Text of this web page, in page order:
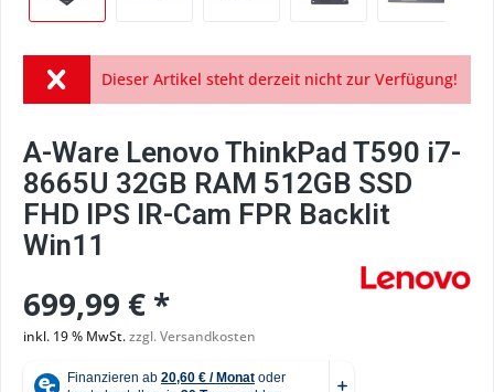
Dieser Artikel steht derzeit nicht zur Verfügung!
A-Ware Lenovo ThinkPad T590 i7-
8665U 32GB RAM 512GB SSD
FHD IPS IR-Cam FPR Backlit
Win11
699,99 € *
inkl. 19 % MwSt.zzgl. Versandkosten